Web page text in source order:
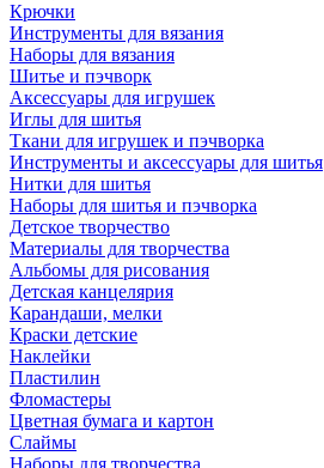
Крючки
Инструменты для вязания
Наборы для вязания
Шитье и пэчворк
Аксессуары для игрушек
Иглы для шитья
Ткани для игрушек и пэчворка
Инструменты и аксессуары для шитья
Нитки для шитья
Наборы для шитья и пэчворка
Детское творчество
Материалы для творчества
Альбомы для рисования
Детская канцелярия
Карандаши, мелки
Краски детские
Наклейки
Пластилин
Фломастеры
Цветная бумага и картон
Слаймы
Наборы для творчества